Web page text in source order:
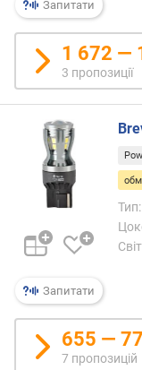
т
е
м
л
у
ж
б
и
(
T
)
(
г
о
д
Запитати
1 672 —
3 пропозиції
Запитати
Тип:
655 —
7 пропозицій